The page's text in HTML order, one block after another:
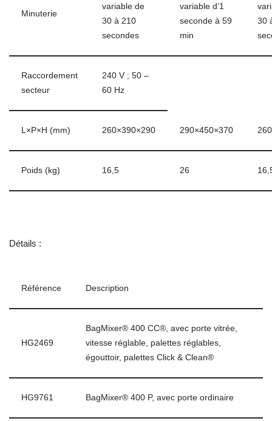
Minuterie
variable de
30 à 210
secondes
variable d’1
seconde à 59
min
30
Raccordement
secteur
240 V ; 50 –
60 Hz
L×P×H (mm) 260×390×290 290×450×370
Poids (kg) 16,5 26
Détails :
Référence Description
HG2469
BagMixer® 400 CC®, avec porte vitrée,
vitesse réglable, palettes réglables,
égouttoir, palettes Click & Clean®
HG9761 BagMixer® 400 P, avec porte ordinaire